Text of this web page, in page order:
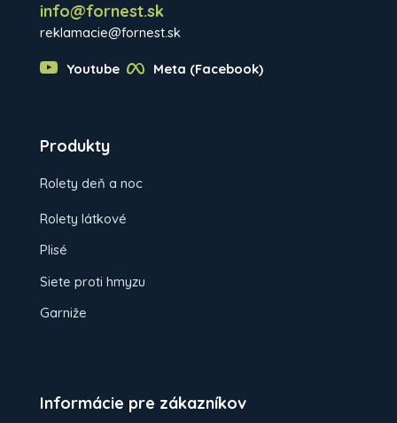
info@fornest.sk
reklamacie@fornest.sk
Youtube Meta (Facebook)
Produkty
Rolety deň a noc
Rolety látkové
Plisé
Siete proti hmyzu
Garniže
Informácie pre zákazníkov